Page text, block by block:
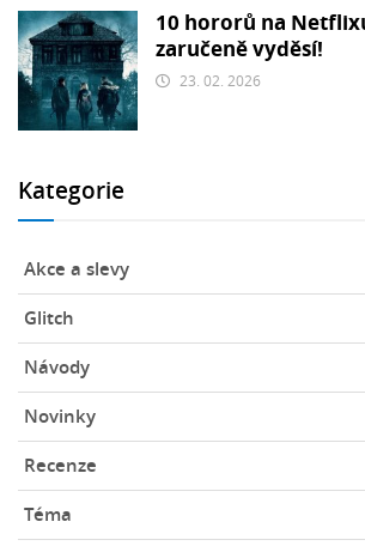
10 hororů na
zaručeně vyděsí!
23. 02. 2026
Kategorie
Akce a slevy
Glitch
Návody
Novinky
Recenze
Téma